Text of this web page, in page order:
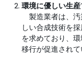
環境に優しい生
製造業者は、汚
しい合成技術を
を求めており、
移行が促進されて